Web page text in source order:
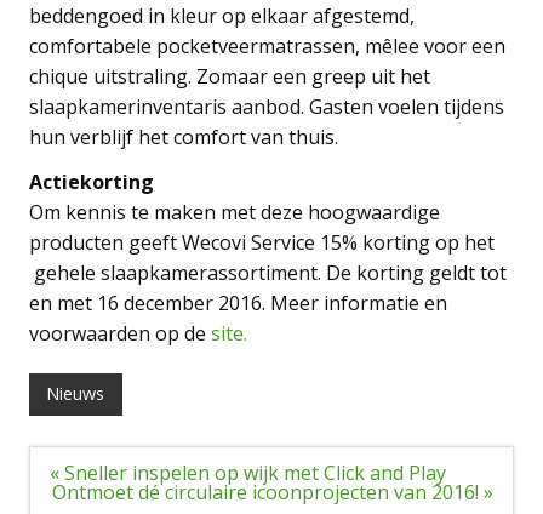
beddengoed in kleur op elkaar afgestemd,
comfortabele pocketveermatrassen, mêlee voor een
chique uitstraling. Zomaar een greep uit het
slaapkamerinventaris aanbod. Gasten voelen tijdens
hun verblijf het comfort van thuis.
Actiekorting
Om kennis te maken met deze hoogwaardige
producten geeft Wecovi Service 15% korting op het
gehele slaapkamerassortiment. De korting geldt tot
en met 16 december 2016. Meer informatie en
voorwaarden op de site.
Nieuws
Bericht
navigatie
« Sneller inspelen op wijk met Click and Play
Ontmoet dé circulaire icoonprojecten van 2016! »